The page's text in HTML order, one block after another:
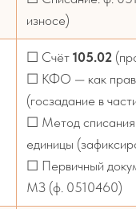
износе)
☐ Счёт 105.02
☐ КФО — как
(госзадание в
☐ Метод списания:
единицы
☐ Первичный
МЗ (ф. 0510460)